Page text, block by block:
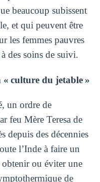
beaucoup subissent
et qui peuvent être
les femmes pauvres
des soins de suivi.
« culture du jetable »
un ordre de
feu Mère Teresa de
depuis des décennies
l’Inde à faire un
ou éviter une
de